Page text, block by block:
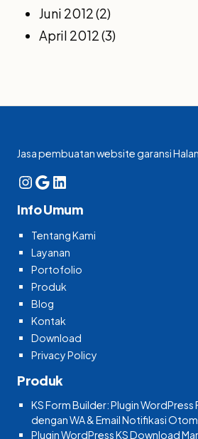
Juni 2012 (2)
April 2012 (3)
Jasa pembuatan website garansi
InstagramGoogle LinkedIn
Info Umum
Tentang Kami
Layanan
Portofolio
Produk
Blog
Kontak
Download
Privacy Policy
Produk
KS Form Builder: Plugin WordPress
dengan WA & Email Notifikasi
Plugin WordPress KS Download